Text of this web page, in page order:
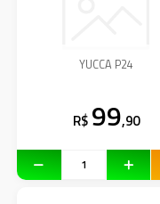
YUCCA P24
R$ 99,90